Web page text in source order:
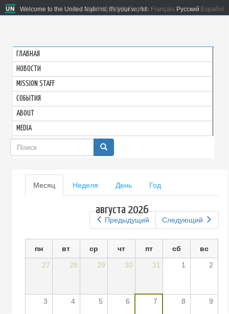
Welcome to the United Nations. It's your world.
العربية 简体中文 English Français Русский Español
ГЛАВНАЯ
HОВОСТИ
MISSION STAFF
СОБЫТИЯ
ABOUT
MEDIA
Форма
поиска
Главные
вкладки
Месяц (активная
вкладка)
Неделя День Год
Предыдущий Следующий
августа 2026
пн вт ср чт пт сб
вс
27
28 29 30 31 1 2
3 4 5 6 7 8 9